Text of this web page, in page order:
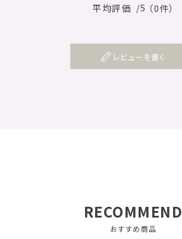
平均評価 /5 （0件）
レビューを書く
RECOMMEND
おすすめ商品